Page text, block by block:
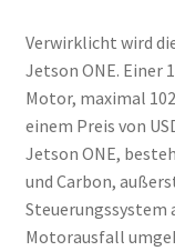
Verwirklicht wird
Jetson ONE. Einer
Motor, maximal
einem Preis von
Jetson ONE,
und Carbon,
Motorausfall